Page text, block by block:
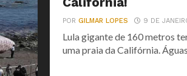
PORGILMAR LOPES 9 DE
Lula gigante de 160 metros
uma praia da Califórnia.